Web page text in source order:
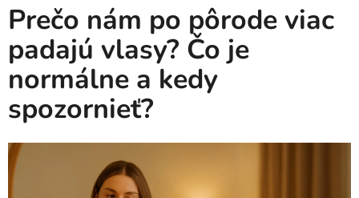
Prečo nám po pôrode viac
padajú vlasy? Čo je
normálne a kedy
spozornieť?